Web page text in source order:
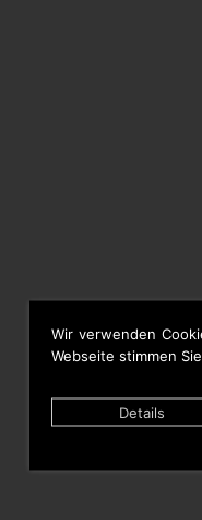
Wir verwenden
Webseite stimmen
Details